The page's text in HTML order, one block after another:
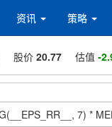
资讯 策略
股价 20.77 估值 -